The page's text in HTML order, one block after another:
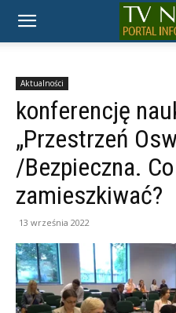
TELEWIZJA
NISKO
Aktualności
konferencję
„Przestrzeń
/Bezpieczna.
zamieszkiwać?
13 września 2022